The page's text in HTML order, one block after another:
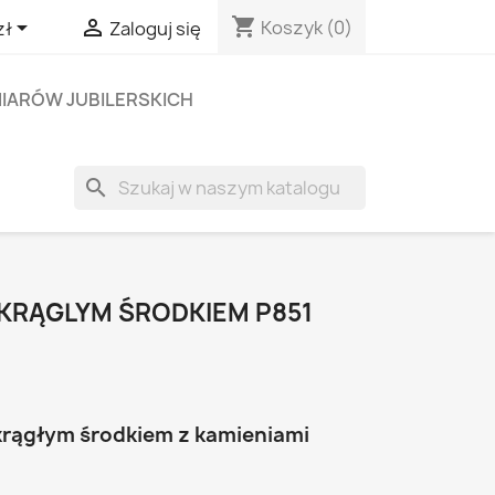
  Zaloguj się shopping_cart Koszyk (0)
JUBILERSKICH
search
ŚRODKIEM P851
środkiem z kamieniami